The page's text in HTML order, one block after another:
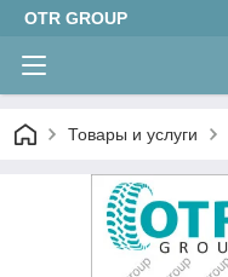
OTR GROUP
Товары и услуги